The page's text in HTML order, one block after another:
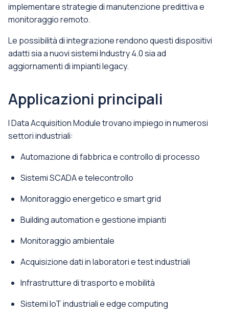
implementare strategie di manutenzione predittiva e
monitoraggio remoto.
Le possibilità di integrazione rendono questi dispositivi
adatti sia a nuovi sistemi Industry 4.0 sia ad
aggiornamenti di impianti legacy.
Applicazioni principali
I Data Acquisition Module trovano impiego in numerosi
settori industriali:
Automazione di fabbrica e controllo di processo
Sistemi SCADA e telecontrollo
Monitoraggio energetico e smart grid
Building automation e gestione impianti
Monitoraggio ambientale
Acquisizione dati in laboratori e test industriali
Infrastrutture di trasporto e mobilità
Sistemi IoT industriali e edge computing